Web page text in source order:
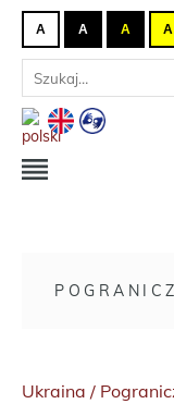
A A A A
Ukraina /